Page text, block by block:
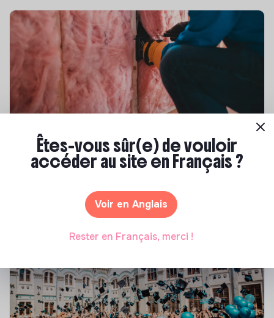
Compétences & formations
Top 8 des formations en rénovation
énergétique des bâtiments
Marianne Roussel 21 janvier 2025
Êtes-vous sûr(e) de vouloir
accéder au site en Français ?
Voir en Anglais
Rester en Français, merci !